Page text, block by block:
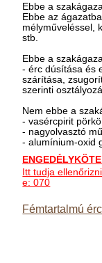
Ebbe a
Ebbe az
mélyműveléssel,
stb.
Ebbe a
- érc dúsítása és
szárítása,
szerinti
Nem ebbe a
- vasércpirit
- nagyolvasztó
- alumínium-oxid
Itt tudja
e: 070
Fémtartalmú